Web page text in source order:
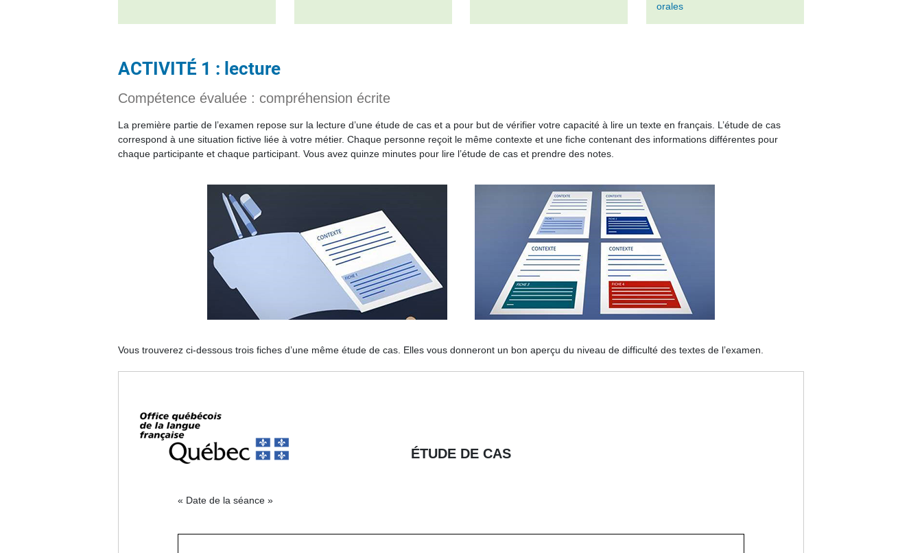
orales
ACTIVITÉ 1 : lecture
Compétence évaluée : compréhension écrite
La première partie de l’examen repose sur la lecture d’une étude de cas et a pour but de vérifier votre capacité à lire un texte en français. L’étude de cas
correspond à une situation fictive liée à votre métier. Chaque personne reçoit le même contexte et une fiche contenant des informations différentes pour
chaque participante et chaque participant. Vous avez quinze minutes pour lire l’étude de cas et prendre des notes.
Vous trouverez ci-dessous trois fiches d’une même étude de cas. Elles vous donneront un bon aperçu du niveau de difficulté des textes de l’examen.
ÉTUDE DE CAS
« Date de la séance »